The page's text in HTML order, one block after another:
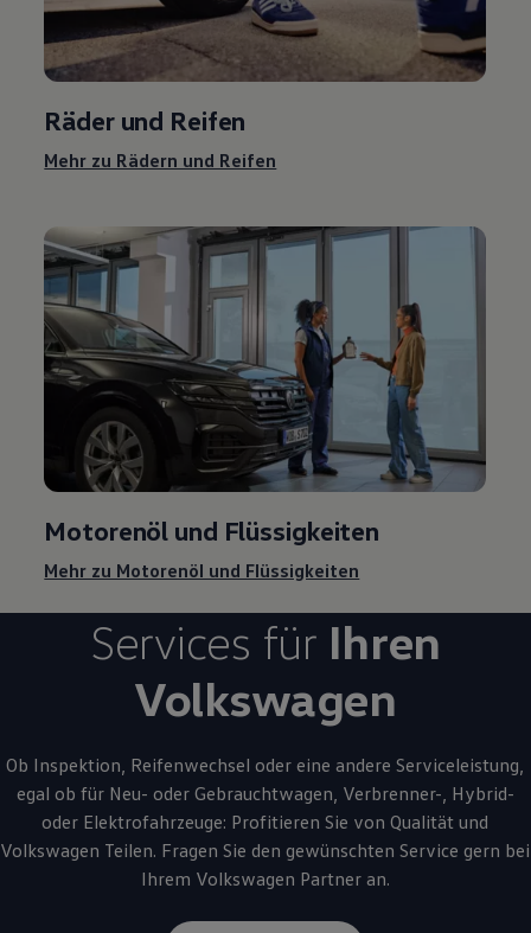
Räder und Reifen
Mehr zu Rädern und Reifen
Motorenöl und Flüssigkeiten
Mehr zu Motorenöl und Flüssigkeiten
Services für Ihren
Volkswagen
Ob Inspektion, Reifenwechsel oder eine andere Serviceleistung,
egal ob für Neu- oder Gebrauchtwagen , Verbrenner-, Hybrid-
oder Elektrofahrzeuge: Profitieren Sie von Qualität und
Volkswagen Teilen. Fragen Sie den gewünschten Service gern bei
Ihrem Volkswagen Partner an.